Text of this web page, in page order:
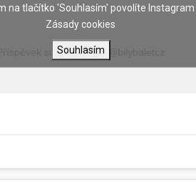
Příspěvek sdílel uživatel @bilybaletcz
na tlačítko 'Souhlasím' povolíte Instagram
Zásady cookies
Souhlasím